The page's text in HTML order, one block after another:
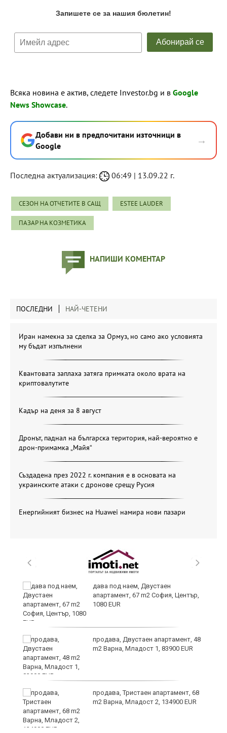
Всяка новина е актив, следете Investor.bg и в Google
News Showcase.
Добави ни в предпочитани източници в
Google
→
Последна актуализация: 06:49 | 13.09.22 г.
СЕЗОН НА ОТЧЕТИТЕ В САЩ ESTEE LAUDER
ПАЗАР НА КОЗМЕТИКА
НАПИШИ КОМЕНТАР
ПОСЛЕДНИ НАЙ-ЧЕТЕНИ
Иран намекна за сделка за Ормуз, но само ако условията
му бъдат изпълнени
Квантовата заплаха затяга примката около врата на
криптовалутите
Кадър на деня за 8 август
Дронът, паднал на българска територия, най-вероятно е
дрон-примамка „Майя“
Създадена през 2022 г. компания е в основата на
украинските атаки с дронове срещу Русия
Енергийният бизнес на Huawei намира нови пазари
дава под наем, Двустаен
апартамент, 67 m2 София, Център,
1080 EUR
продава, Двустаен апартамент, 48
m2 Варна, Младост 1, 83900 EUR
продава, Тристаен апартамент, 68
m2 Варна, Младост 2, 134900 EUR